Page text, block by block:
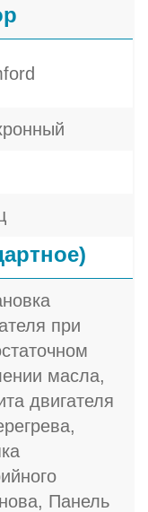
при
масла,
двигателя
Панель